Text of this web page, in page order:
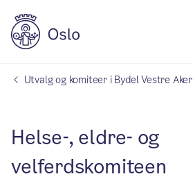
Utvalg og komiteer i Bydel Vestre Aker
Helse-, eldre- og
velferdskomiteen